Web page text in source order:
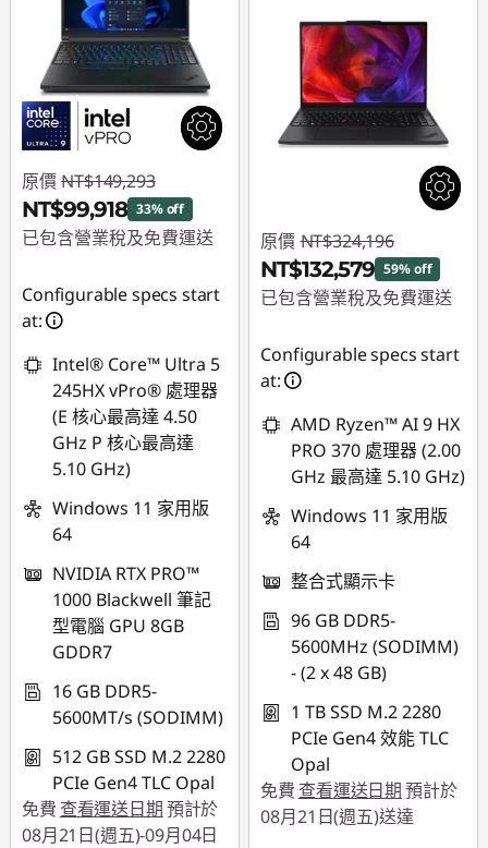
原價 NT$149,293
NT$99,918 33% off
已包含營業稅及免費運送
NT$49,375
Configurable specs start
at:
Intel® Core™ Ultra 5
245HX vPro® 處理器
(E 核心最高達 4.50
GHz P 核心最高達
5.10 GHz)
Windows 11 家用版
64
NVIDIA RTX PRO™
1000 Blackwell 筆記
型電腦 GPU 8GB
GDDR7
16 GB DDR5-
5600MT/s (SODIMM)
512 GB SSD M.2 2280
PCIe Gen4 TLC Opal
免費 查看運送日期預計於
08月21日(週五)-09月04日
原價 NT$324,196
NT$132,579 59% off
已包含營業稅及免費運送
NT$191,617
Configurable specs start
at:
AMD Ryzen™ AI 9 HX
PRO 370 處理器 (2.00
GHz 最高達 5.10 GHz)
Windows 11 家用版
64
整合式顯示卡
96 GB DDR5-
5600MHz (SODIMM)
- (2 x 48 GB)
1 TB SSD M.2 2280
PCIe Gen4 效能 TLC
Opal
免費 查看運送日期預計於
08月21日(週五)送達